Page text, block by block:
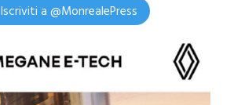
Iscriviti a @MonrealePress